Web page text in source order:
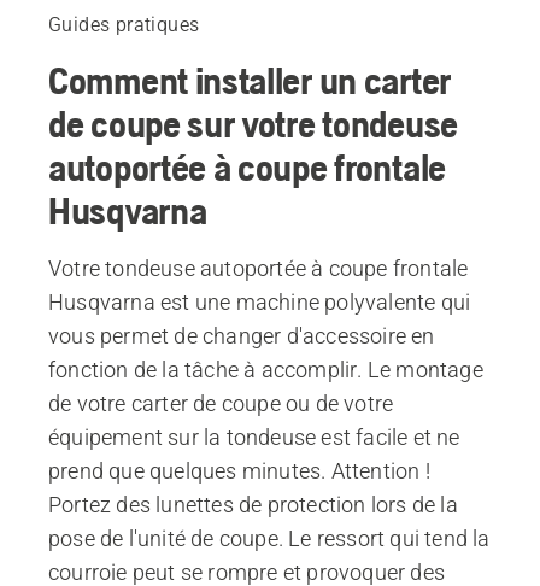
Produits recommandés
Guides pratiques
Comment installer un carter
de coupe sur votre tondeuse
autoportée à coupe frontale
Husqvarna
Votre tondeuse autoportée à coupe frontale
Husqvarna est une machine polyvalente qui
vous permet de changer d'accessoire en
fonction de la tâche à accomplir. Le montage
de votre carter de coupe ou de votre
équipement sur la tondeuse est facile et ne
prend que quelques minutes. Attention !
Portez des lunettes de protection lors de la
pose de l'unité de coupe. Le ressort qui tend la
courroie peut se rompre et provoquer des